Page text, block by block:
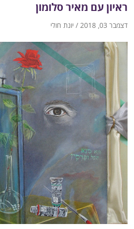
ראיון עם מאיר סלומון
דצמבר 03, 2018 / יונת חולי